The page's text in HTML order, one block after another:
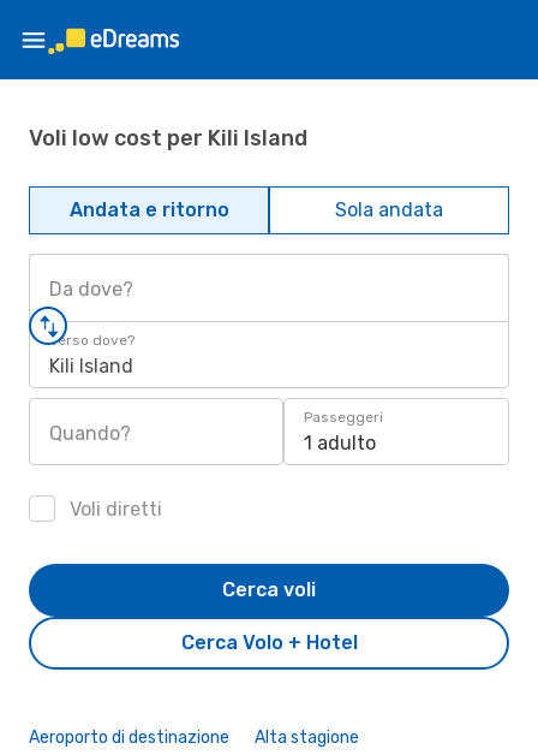
Voli low cost per Kili Island
Andata e ritorno Sola andata
Da dove?
Verso dove?
Kili Island
Quando?
Passeggeri
1 adulto
Voli diretti
Cerca Volo + Hotel
Cerca voli
Aeroporto di destinazione Alta stagione